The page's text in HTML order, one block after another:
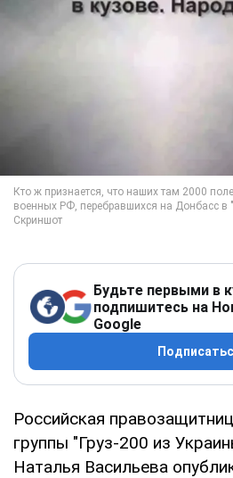
Будьте первыми в
подпишитесь на
Google
Российская
группы "Груз-200 из
Наталья Васильева